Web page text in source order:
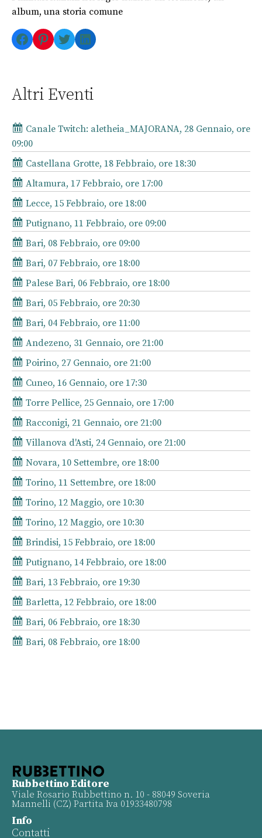
album, una storia comune
Facebook
Pinterest
TwitterLinkedIn
Altri Eventi
Canale Twitch: aletheia_MAJORANA, 28 Gennaio, ore
09:00
Castellana Grotte, 18 Febbraio, ore 18:30
Altamura, 17 Febbraio, ore 17:00
Lecce, 15 Febbraio, ore 18:00
Putignano, 11 Febbraio, ore 09:00
Bari, 08 Febbraio, ore 09:00
Bari, 07 Febbraio, ore 18:00
Palese Bari, 06 Febbraio, ore 18:00
Bari, 05 Febbraio, ore 20:30
Bari, 04 Febbraio, ore 11:00
Andezeno, 31 Gennaio, ore 21:00
Poirino, 27 Gennaio, ore 21:00
Cuneo, 16 Gennaio, ore 17:30
Torre Pellice, 25 Gennaio, ore 17:00
Racconigi, 21 Gennaio, ore 21:00
Villanova d'Asti, 24 Gennaio, ore 21:00
Novara, 10 Settembre, ore 18:00
Torino, 11 Settembre, ore 18:00
Torino, 12 Maggio, ore 10:30
Torino, 12 Maggio, ore 10:30
Brindisi, 15 Febbraio, ore 18:00
Putignano, 14 Febbraio, ore 18:00
Bari, 13 Febbraio, ore 19:30
Barletta, 12 Febbraio, ore 18:00
Bari, 06 Febbraio, ore 18:30
Bari, 08 Febbraio, ore 18:00
Rubbettino Editore
Viale Rosario Rubbettino n. 10 - 88049 Soveria
Mannelli (CZ) Partita Iva 01933480798
Info
Contatti